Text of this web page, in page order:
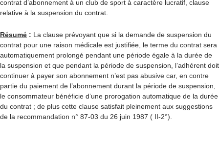
contrat d’abonnement à un club de sport à caractère lucratif, clause
relative à la suspension du contrat.
Résumé : La clause prévoyant que si la demande de suspension du
contrat pour une raison médicale est justifiée, le terme du contrat sera
automatiquement prolongé pendant une période égale à la durée de
la suspension et que pendant la période de suspension, l’adhérent doit
continuer à payer son abonnement n’est pas abusive car, en contre
partie du paiement de l’abonnement durant la période de suspension,
le consommateur bénéficie d’une prorogation automatique de la durée
du contrat ; de plus cette clause satisfait pleinement aux suggestions
de la recommandation n° 87-03 du 26 juin 1987 ( II-2°).